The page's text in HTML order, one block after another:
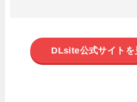
DLsite公式サイトを